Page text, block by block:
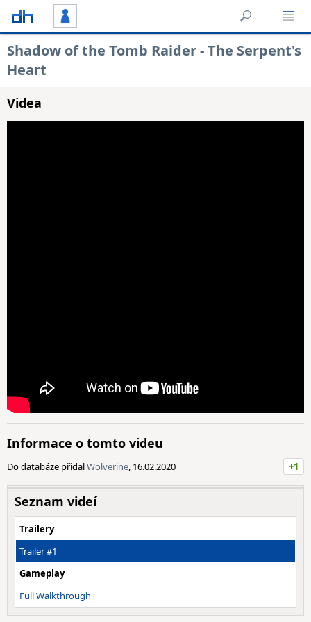
Shadow of the Tomb Raider - The Serpent's
Heart
Videa
Informace o tomto videu
Do databáze přidalWolverine, 16.02.2020 +1
Seznam videí
Trailery
Trailer #1
Gameplay
Full Walkthrough